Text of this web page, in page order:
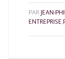
PARJEAN-
ENTREPRISE,